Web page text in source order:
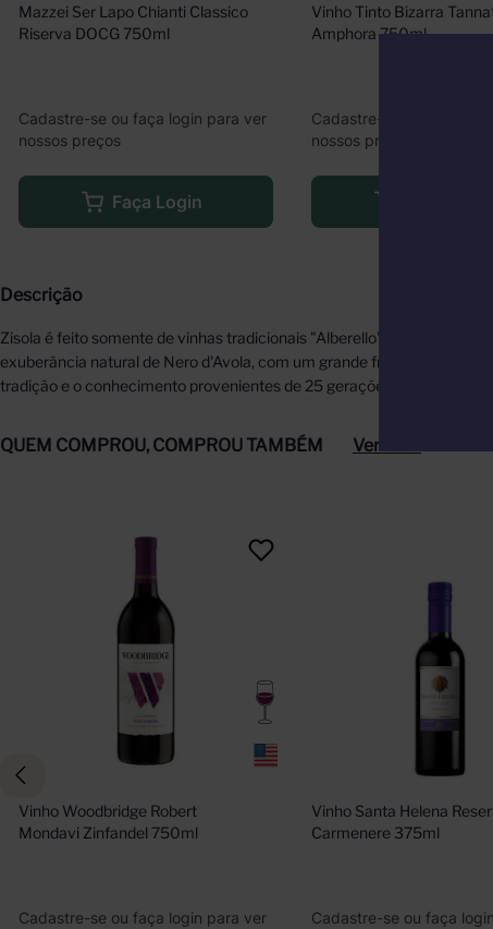
Mazzei Ser Lapo Chianti Classico
Riserva DOCG 750ml
Cadastre-se ou faça login para ver
nossos preços
Faça Login
Vinho Tinto Bizarra
Amphora 750ml
Cadastre-se ou faça
nossos preços
Descrição
Zisola é feito somente de vinhas tradicionais "Alberello" (arbustivas)
exuberância natural de Nero d'Avola, com um grande frescor e
tradição e o conhecimento provenientes de 25 gerações de vinificação
QUEM COMPROU, COMPROU TAMBÉM Ver tudo
Vinho Woodbridge Robert
Mondavi Zinfandel 750ml
Cadastre-se ou faça login para ver
Vinho Santa Helena
Carmenere 375ml
Cadastre-se ou faça